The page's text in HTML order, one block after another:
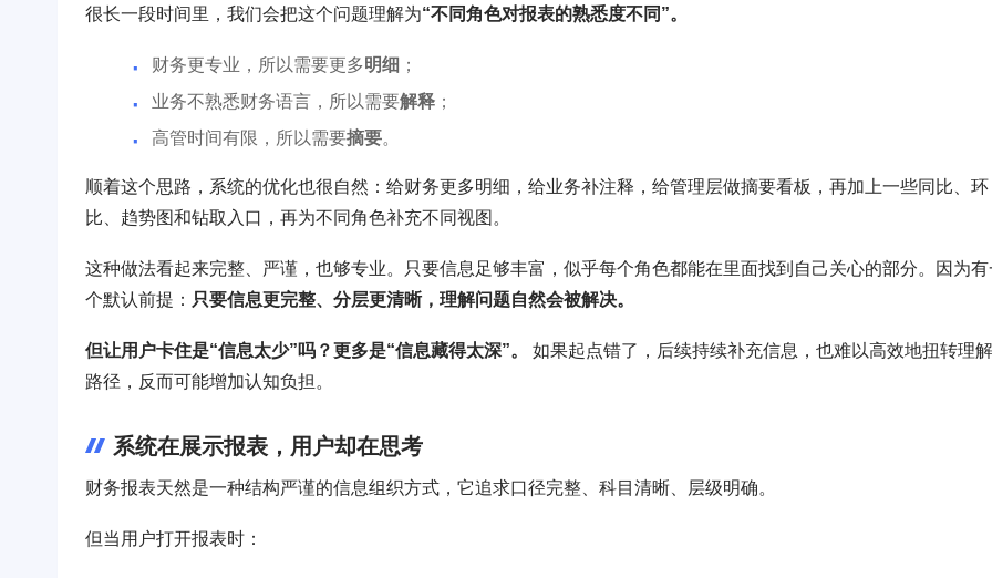
很长一段时间里，我们会把这个问题理解为“不同角色对报表的熟悉度不同”。
财务更专业，所以需要更多明细 ；
业务不熟悉财务语言，所以需要解释 ；
高管时间有限，所以需要摘要。
顺着这个思路，系统的优化也很自然：给财务更多明细，给业务补注释，给管理层做摘要看板，再加上一些同比、环
比、趋势图和钻取入口，再为不同角色补充不同视图。
这种做法看起来完整、严谨，也够专业。只要信息足够丰富，似乎每个角色都能在里面找到自己关心的部分。因为有
个默认前提： 只要信息更完整、分层更清晰，理解问题自然会被解决。
但让用户卡住是“信息太少”吗？更多是“信息藏得太深”。
如果起点错了，后续持续补充信息，也难以高效地扭转理解
路径，反而可能增加认知负担。
系统在展示报表，用户却在思考
财务报表天然是一种结构严谨的信息组织方式，它追求口径完整、科目清晰、层级明确。
但当用户打开报表时：